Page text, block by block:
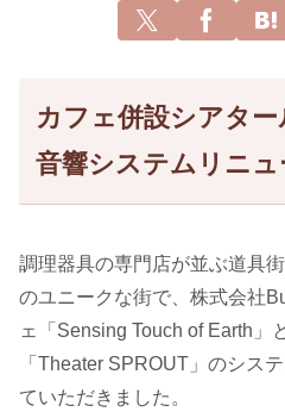
カフェ併設シアター
音響システムリニュ
調理器具の専門店が並ぶ道具
のユニークな街で、株式会社
ェ「Sensing Touch of Earth」
「Theater SPROUT」のシス
ていただきました。